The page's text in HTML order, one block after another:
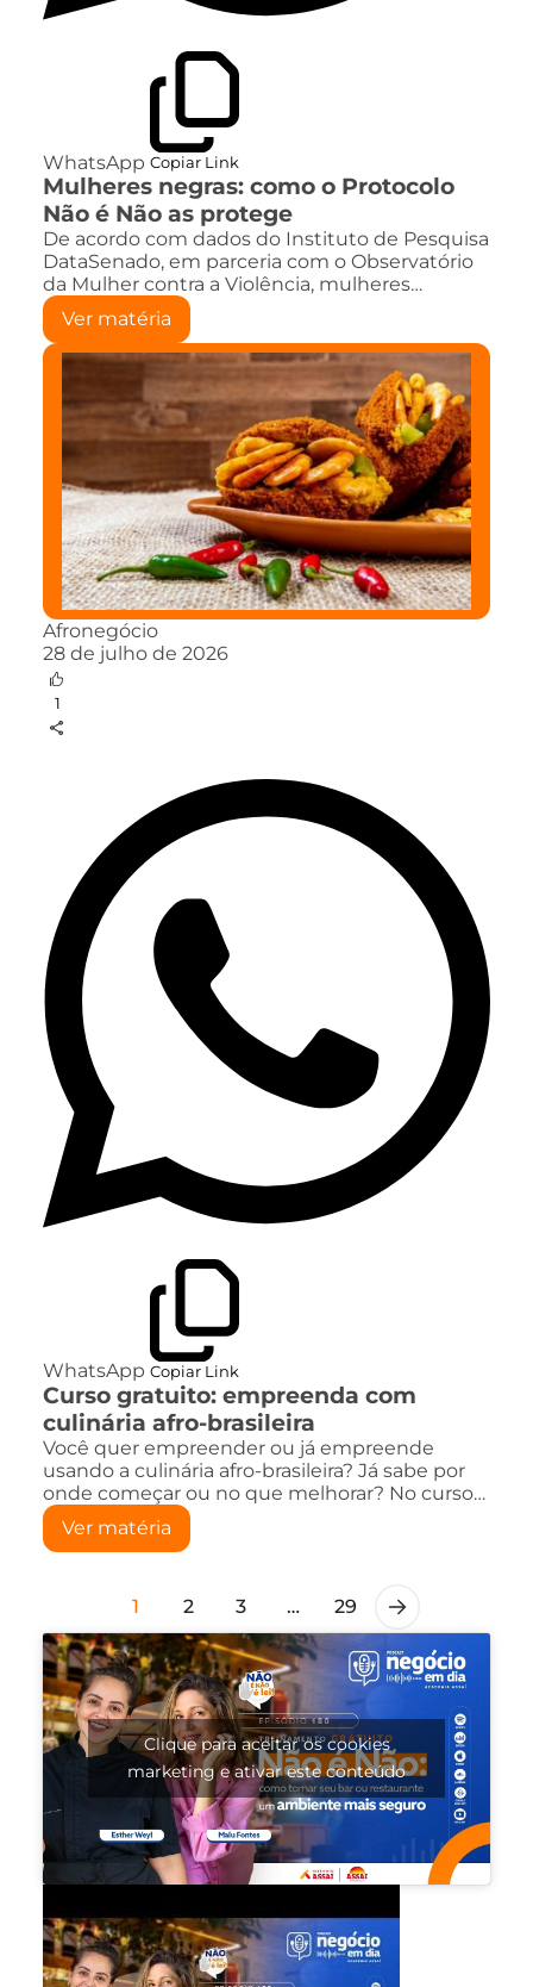
WhatsApp Copiar Link
Mulheres negras: como o Protocolo
Não é Não as protege
De acordo com dados do Instituto de Pesquisa
DataSenado, em parceria com o Observatório
da Mulher contra a Violência, mulheres…
Ver matéria
Afronegócio
28 de julho de 2026
1
WhatsApp Copiar Link
Curso gratuito: empreenda com
culinária afro-brasileira
Você quer empreender ou já empreende
usando a culinária afro-brasileira? Já sabe por
onde começar ou no que melhorar? No curso…
Ver matéria
1 2 3 … 29
Clique para aceitar os cookies
marketing e ativar este conteúdo